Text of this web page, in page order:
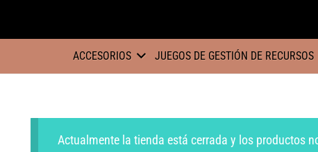
ACCESORIOS JUEGOS DE GESTIÓN DE RECURSOS
Actualmente la tienda está cerrada y los productos